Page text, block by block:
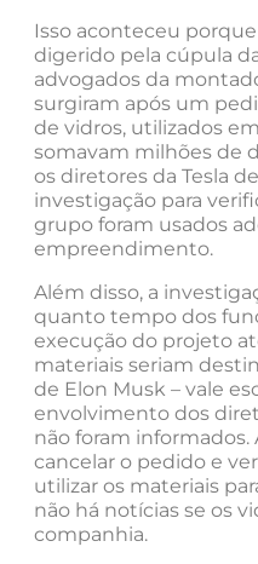
Isso aconteceu
digerido pela cúpula
advogados da
surgiram após um
de vidros, utilizados
somavam milhões de
os diretores da Tesla
investigação para
grupo foram usados
empreendimento.
Além disso, a
quanto tempo dos
execução do projeto
materiais seriam
de Elon Musk – vale
envolvimento dos
não foram
cancelar o pedido e
utilizar os materiais
não há notícias se os
companhia.